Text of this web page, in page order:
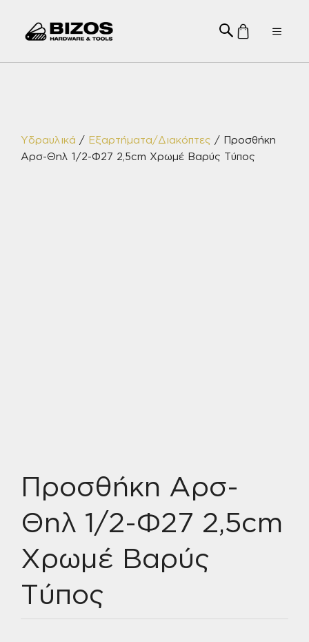
Menu
Υδραυλικά / Εξαρτήματα/Διακόπτες / Προσθήκη
Αρσ-Θηλ 1/2-Φ27 2,5cm Χρωμέ Βαρύς Τύπος
Προσθήκη Αρσ-
Θηλ 1/2-Φ27 2,5cm
Χρωμέ Βαρύς
Τύπος